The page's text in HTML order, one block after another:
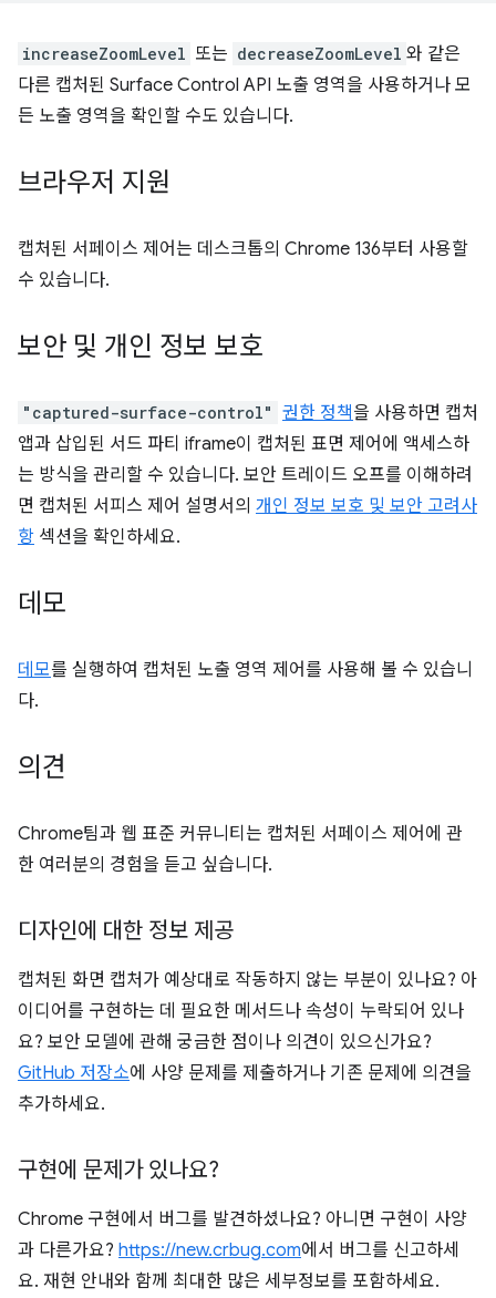
increaseZoomLevel 또는 decreaseZoomLevel 와 같은
다른 캡처된 Surface Control API 노출 영역을 사용하거나 모
든 노출 영역을 확인할 수도 있습니다.
브라우저 지원
캡처된 서페이스 제어는 데스크톱의 Chrome 136부터 사용할
수 있습니다.
보안 및 개인 정보 보호
"captured-surface-control" 권한 정책을 사용하면 캡처
앱과 삽입된 서드 파티 iframe이 캡처된 표면 제어에 액세스하
는 방식을 관리할 수 있습니다. 보안 트레이드 오프를 이해하려
면 캡처된 서피스 제어 설명서의 개인 정보 보호 및 보안 고려사
항 섹션을 확인하세요.
데모
데모를 실행하여 캡처된 노출 영역 제어를 사용해 볼 수 있습니
다.
의견
Chrome팀과 웹 표준 커뮤니티는 캡처된 서페이스 제어에 관
한 여러분의 경험을 듣고 싶습니다.
디자인에 대한 정보 제공
캡처된 화면 캡처가 예상대로 작동하지 않는 부분이 있나요? 아
이디어를 구현하는 데 필요한 메서드나 속성이 누락되어 있나
요? 보안 모델에 관해 궁금한 점이나 의견이 있으신가요?
GitHub 저장소에 사양 문제를 제출하거나 기존 문제에 의견을
추가하세요.
구현에 문제가 있나요?
Chrome 구현에서 버그를 발견하셨나요? 아니면 구현이 사양
과 다른가요? https://new.crbug.com에서 버그를 신고하세
요. 재현 안내와 함께 최대한 많은 세부정보를 포함하세요.